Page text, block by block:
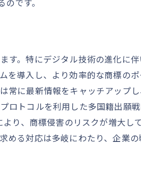
るビジネス成長の実現方法
市場開拓の成功事例
ブランド価値の最大化
た競争力強化の秘訣
ジネス成長に与える影響
。特にデジタル技術の進化に
導入し、より効率的な商標の
に最新情報をキャッチアップ
ロトコルを利用した多国籍出願
り、商標侵害のリスクが増大
る対応は多岐にわたり、企業